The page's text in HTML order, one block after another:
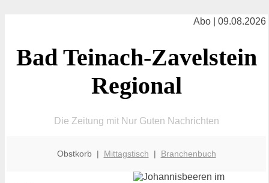
Abo | 09.08.2026
Bad Teinach-Zavelstein
Regional
Die Zeitung mit Nur Guten Nachrichten
Obstkorb | Mittagstisch | Branchenbuch